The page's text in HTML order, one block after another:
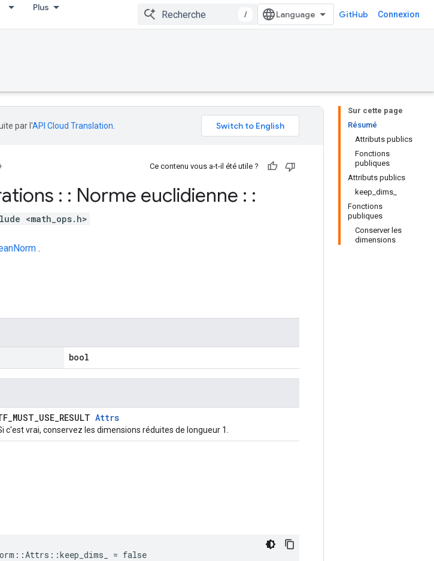
Plus
/ GitHub Connexion
Sur cette page
Résumé
Attributs publics
Fonctions
publiques
Attributs publics
keep_dims_
Fonctions
publiques
Conserver les
dimensions
par l'API Cloud Translation
Ce contenu vous a-t-il été utile ?
: : Norme euclidienne : :
<math_ops.h>
.
bool
Attrs
c'est vrai, conservez les dimensions réduites de longueur 1.
= false